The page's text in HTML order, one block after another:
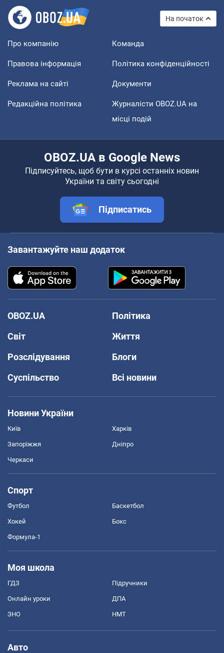
На початок
Про компанію Команда
Правова інформація Політика конфіденційності
Реклама на сайті Документи
Редакційна політика
Журналісти OBOZ.UA на
місці подій
OBOZ.UA в Google News
Підписуйтесь, щоб бути в курсі останніх новин
України та світу сьогодні
Підписатись
Завантажуйте наш додаток
OBOZ.UA
Політика
Світ
Життя
Розслідування
Блоги
Суспільство
Всі новини
Новини України
Київ Харків
Запоріжжя Дніпро
Черкаси
Спорт
Футбол Баскетбол
Хокей Бокс
Формула-1
Моя школа
ГДЗ Підручники
Онлайн уроки ДПА
ЗНО НМТ
Авто